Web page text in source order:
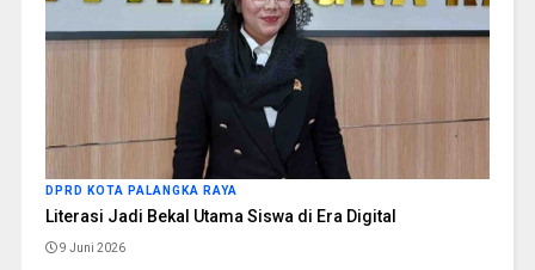
DPRD KOTA PALANGKA RAYA
Literasi Jadi Bekal Utama Siswa di Era Digital
9 Juni 2026